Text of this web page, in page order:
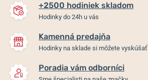
Wenger Urban Classic
Chrono 01.1743.125
Skladom
299 €
+2500 hodiniek skladom
Hodinky do 24h u vás
Kamenná predajňa
Hodinky na sklade si môžete vyskúšať
Poradia vám odborníci